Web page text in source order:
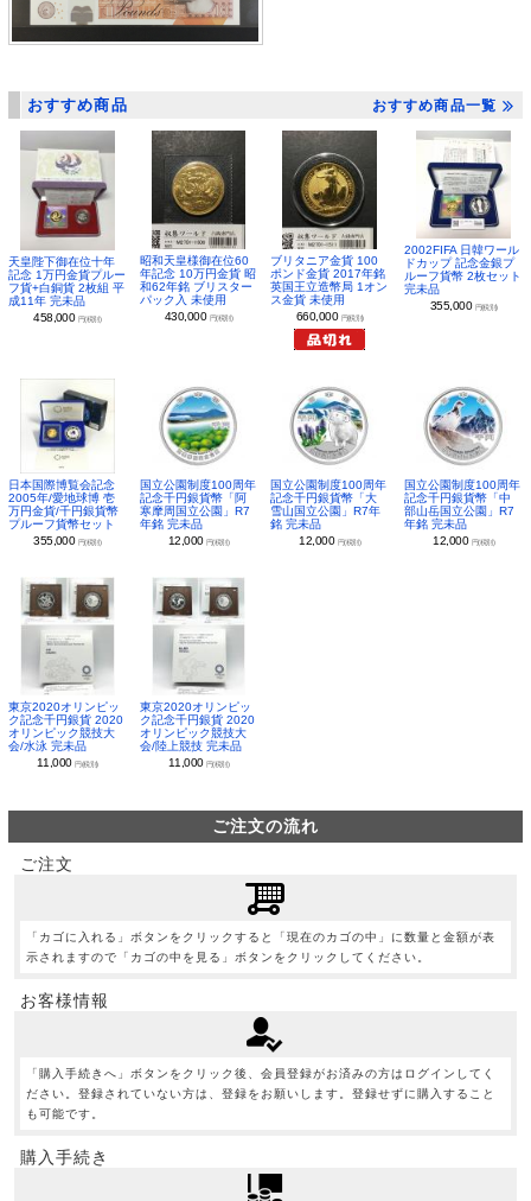
おすすめ商品 おすすめ商品一覧
天皇陛下御在位十年
記念 1万円金貨プルー
フ貨+白銅貨 2枚組 平
成11年 完未品
458,000 円(税別)
昭和天皇様御在位60
年記念 10万円金貨 昭
和62年銘 ブリスター
パック入 未使用
430,000 円(税別)
ブリタニア金貨 100
ポンド金貨 2017年銘
英国王立造幣局 1オン
ス金貨 未使用
660,000 円(税別)
2002FIFA 日韓ワール
ドカップ 記念金銀プ
ルーフ貨幣 2枚セット
完未品
355,000 円(税別)
日本国際博覧会記念
2005年/愛地球博 壱
万円金貨/千円銀貨幣
プルーフ貨幣セット
355,000 円(税別)
国立公園制度100周年
記念千円銀貨幣「阿
寒摩周国立公園」R7
年銘 完未品
12,000 円(税別)
国立公園制度100周年
記念千円銀貨幣「大
雪山国立公園」R7年
銘 完未品
12,000 円(税別)
国立公園制度100周年
記念千円銀貨幣「中
部山岳国立公園」R7
年銘 完未品
12,000 円(税別)
東京2020オリンピッ
ク記念千円銀貨 2020
オリンピック競技大
会/水泳 完未品
11,000円(税別)
東京2020オリンピッ
ク記念千円銀貨 2020
オリンピック競技大
会/陸上競技 完未品
11,000 円(税別)
ご注文の流れ
ご注文
「カゴに入れる」ボタンをクリックすると「現在のカゴの中」に数量と金額が表
示されますので「カゴの中を見る」ボタンをクリックしてください。
お客様情報
「購入手続きへ」ボタンをクリック後、会員登録がお済みの方はログインしてく
ださい。登録されていない方は、登録をお願いします。登録せずに購入すること
も可能です。
購入手続き